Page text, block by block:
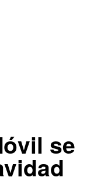
se